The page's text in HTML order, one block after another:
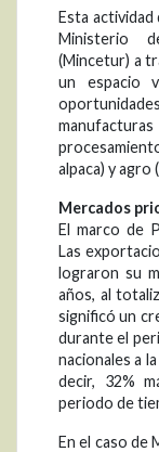
Esta actividad
Ministerio
(Mincetur) a
un espacio
alpaca) y
Mercados
El marco de
Las
lograron su
años, al
significó un
durante el
nacionales a
decir, 32%
periodo de
En el caso de